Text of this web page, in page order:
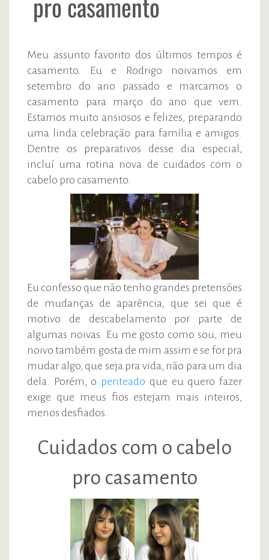
Meu assunto favorito dos últimos tempos é
casamento. Eu e Rodrigo noivamos em
setembro do ano passado e marcamos o
casamento para março do ano que vem.
Estamos muito ansiosos e felizes, preparando
uma linda celebração para família e amigos.
Dentre os preparativos desse dia especial,
incluí uma rotina nova de cuidados com o
cabelo pro casamento.
Eu confesso que não tenho grandes pretensões
de mudanças de aparência, que sei que é
motivo de descabelamento por parte de
algumas noivas. Eu me gosto como sou, meu
noivo também gosta de mim assim e se for pra
mudar algo, que seja pra vida, não para um dia
dela. Porém, o penteado que eu quero fazer
exige que meus fios estejam mais inteiros,
menos desfiados.
Cuidados com o cabelo
pro casamento